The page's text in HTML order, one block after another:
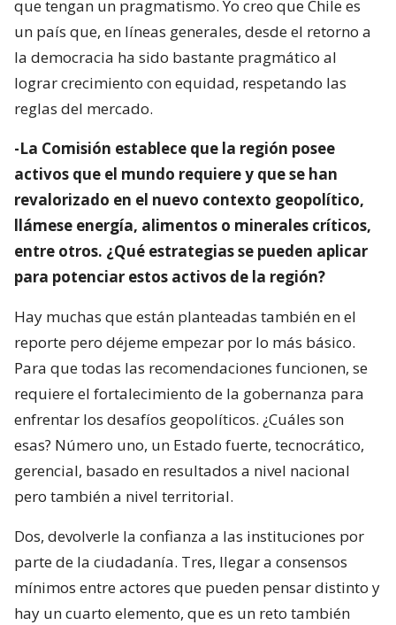
que tengan un pragmatismo. Yo creo que Chile es
un país que, en líneas generales, desde el retorno a
la democracia ha sido bastante pragmático al
lograr crecimiento con equidad, respetando las
reglas del mercado.
-La Comisión establece que la región posee
activos que el mundo requiere y que se han
revalorizado en el nuevo contexto geopolítico,
llámese energía, alimentos o minerales críticos,
entre otros. ¿Qué estrategias se pueden aplicar
para potenciar estos activos de la región?
Hay muchas que están planteadas también en el
reporte pero déjeme empezar por lo más básico.
Para que todas las recomendaciones funcionen, se
requiere el fortalecimiento de la gobernanza para
enfrentar los desafíos geopolíticos. ¿Cuáles son
esas? Número uno, un Estado fuerte, tecnocrático,
gerencial, basado en resultados a nivel nacional
pero también a nivel territorial.
Dos, devolverle la confianza a las instituciones por
parte de la ciudadanía. Tres, llegar a consensos
mínimos entre actores que pueden pensar distinto y
hay un cuarto elemento, que es un reto también